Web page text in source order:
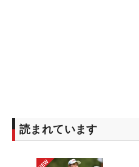
読まれています